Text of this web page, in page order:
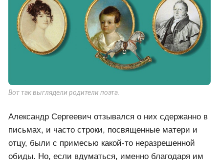
Вот так выглядели родители поэта.
Александр Сергеевич отзывался о них сдержанно в
письмах, и часто строки, посвященные матери и
отцу, были с примесью какой-то неразрешенной
обиды. Но, если вдуматься, именно благодаря им